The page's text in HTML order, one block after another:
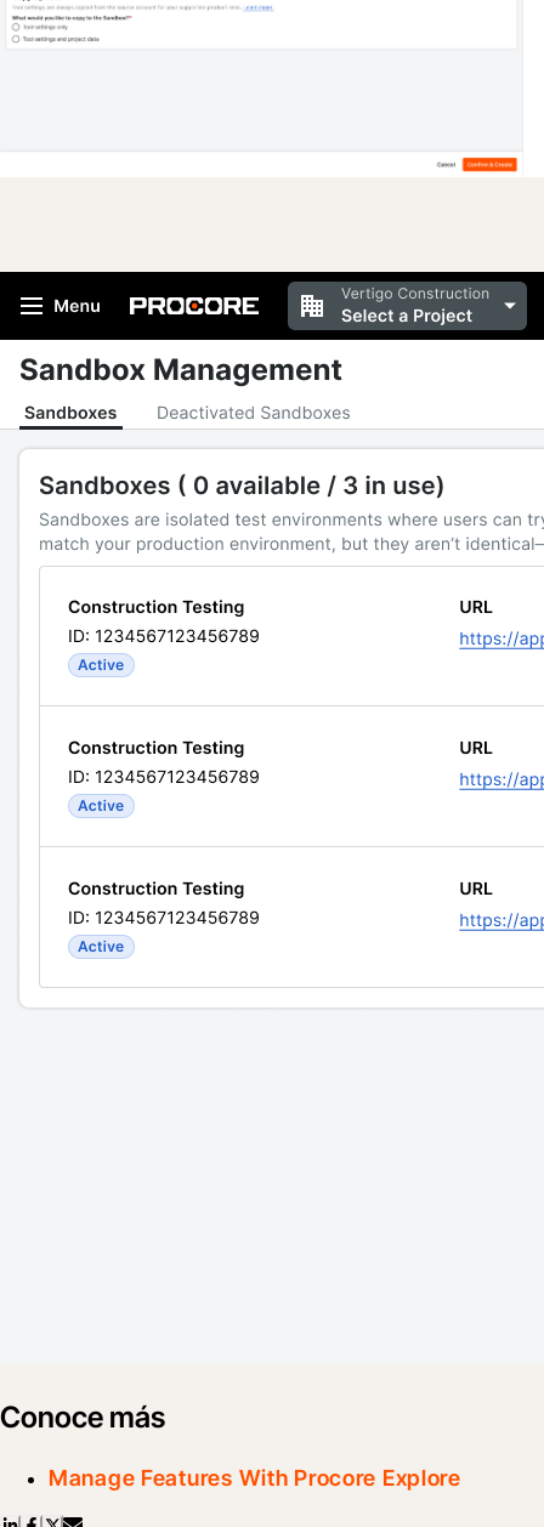
Conoce más
Manage Features With Procore Explore